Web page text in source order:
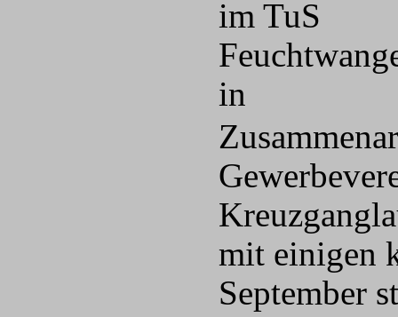
im TuS
in
mit einigen
September